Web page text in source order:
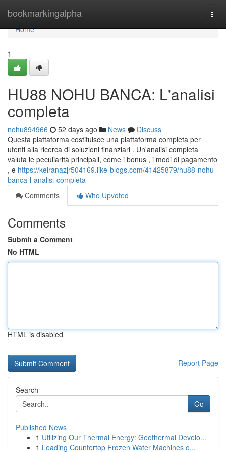
bookmarkingalpha
Home
Home
1
HU88 NOHU BANCA: L'analisi
completa
nohu894966 52 days ago News
Discuss
Questa piattaforma costituisce una piattaforma completa per
utenti alla ricerca di soluzioni finanziari . Un'analisi completa
valuta le peculiarità principali, come i bonus , i modi di pagamento
, e https://keiranazjr504169.like-blogs.com/41425879/hu88-nohu-
banca-l-analisi-completa
Comments
Who Upvoted
Comments
Submit a Comment
No HTML
HTML is disabled
Report Page
Search
Go
Published News
1 Utilizing Our Thermal Energy: Geothermal Develo...
1 Leading Countertop Frozen Water Machines o...